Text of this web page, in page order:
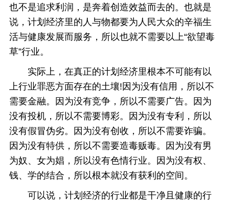
也不是追求利润，是奔着创造效益而去的。也就是
说，计划经济里的人与物都要为人民大众的辛福生
活与健康发展而服务，所以也就不需要以上“欲望毒
草”行业。
实际上，在真正的计划经济里根本不可能有以
上行业罪恶方面存在的土壤!因为没有信用，所以不
需要金融。因为没有竞争，所以不需要广告。因为
没有投机，所以不需要博彩。因为没有专利，所以
没有假冒伪劣。因为没有创收，所以不需要诈骗。
因为没有特供，所以不需要造毒贩毒。因为没有男
为奴、女为娼，所以没有色情行业。因为没有权、
钱、学的结合，所以根本就没有获利的空间。
可以说，计划经济的行业都是干净且健康的行